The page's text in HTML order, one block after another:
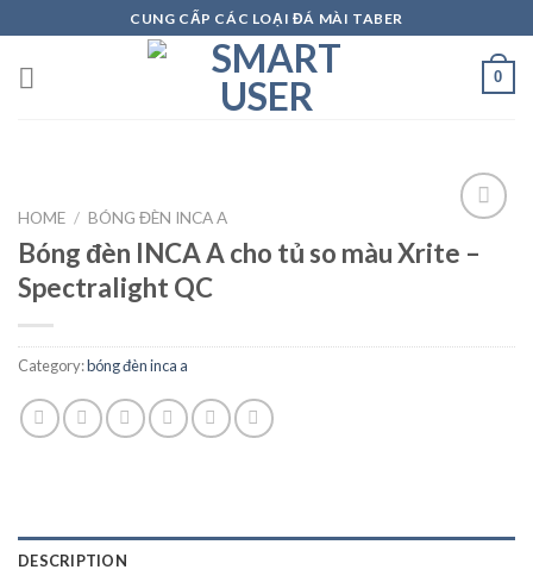
to
content
CUNG CẤP CÁC LOẠI ĐÁ MÀI TABER
0
HOME / BÓNG ĐÈN INCA A
Bóng đèn INCA A cho tủ so màu Xrite –
Spectralight QC
Category:bóng đèn inca a
DESCRIPTION